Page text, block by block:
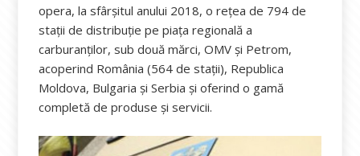
opera, la sfârșitul anului 2018, o rețea de 794 de
stații de distribuție pe piața regională a
carburanților, sub două mărci, OMV și Petrom,
acoperind România (564 de stații), Republica
Moldova, Bulgaria și Serbia și oferind o gamă
completă de produse și servicii.